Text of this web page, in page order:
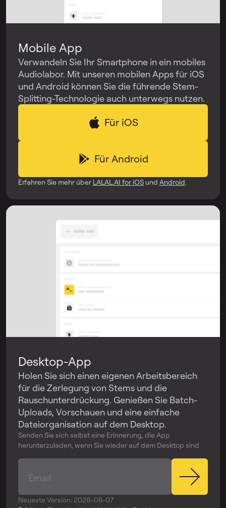
Desktop-App
Holen Sie sich einen eigenen Arbeitsbereich
für die Zerlegung von Stems und die
Rauschunterdrückung. Genießen Sie Batch-
Uploads, Vorschauen und eine einfache
Dateiorganisation auf dem Desktop.
Senden Sie sich selbst eine Erinnerung, die App
herunterzuladen, wenn Sie wieder auf dem Desktop sind
Neueste Version: 2026-08-07
Mobile App
Verwandeln Sie Ihr Smartphone in ein mobiles
Audiolabor. Mit unseren mobilen Apps für iOS
und Android können Sie die führende Stem-
Splitting-Technologie auch unterwegs nutzen.
Für iOS
Für Android
Erfahren Sie mehr über LALAL.AI for iOS und Android.